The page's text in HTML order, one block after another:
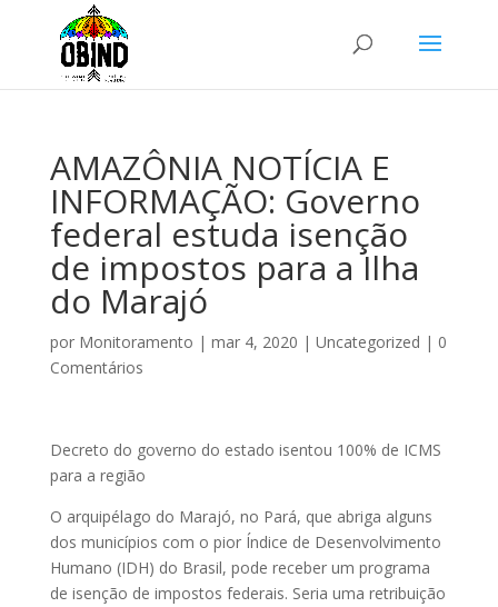
AMAZÔNIA NOTÍCIA E
INFORMAÇÃO: Governo
federal estuda isenção
de impostos para a Ilha
do Marajó
por Monitoramento | mar 4, 2020 | Uncategorized | 0
Comentários
Decreto do governo do estado isentou 100% de ICMS
para a região
O arquipélago do Marajó, no Pará, que abriga alguns
dos municípios com o pior Índice de Desenvolvimento
Humano (IDH) do Brasil, pode receber um programa
de isenção de impostos federais. Seria uma retribuição